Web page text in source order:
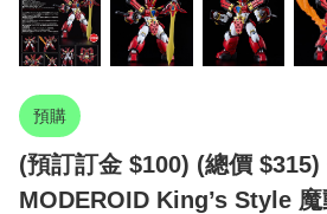
預購
(預訂訂金 $100) (總價 $315)
MODEROID King’s Style